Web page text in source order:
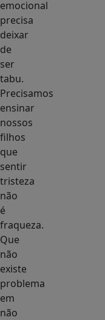
emocional
precisa
deixar
de
ser
tabu.
Precisamos
ensinar
nossos
filhos
que
sentir
tristeza
não
é
fraqueza.
Que
não
existe
problema
em
não